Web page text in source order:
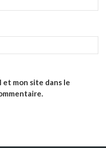
et mon site dans le